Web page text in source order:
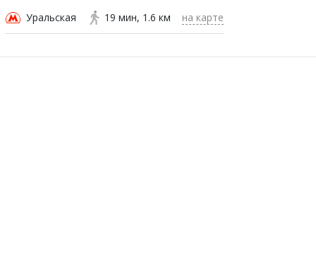
Уральская 19 мин 1.6 км на карте